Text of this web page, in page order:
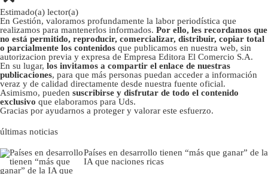
Estimado(a) lector(a)
En Gestión, valoramos profundamente la labor periodística que
realizamos para mantenerlos informados. Por ello, les recordamos que
no está permitido, reproducir, comercializar, distribuir, copiar total
o parcialmente los contenidos que publicamos en nuestra web, sin
autorizacion previa y expresa de Empresa Editora El Comercio S.A.
En su lugar, los invitamos a compartir el enlace de nuestras
publicaciones, para que más personas puedan acceder a información
veraz y de calidad directamente desde nuestra fuente oficial.
Asimismo, pueden suscribirse y disfrutar de todo el contenido
exclusivo que elaboramos para Uds.
Gracias por ayudarnos a proteger y valorar este esfuerzo.
últimas noticias
Países en desarrollo tienen “más que ganar” de la
IA que naciones ricas